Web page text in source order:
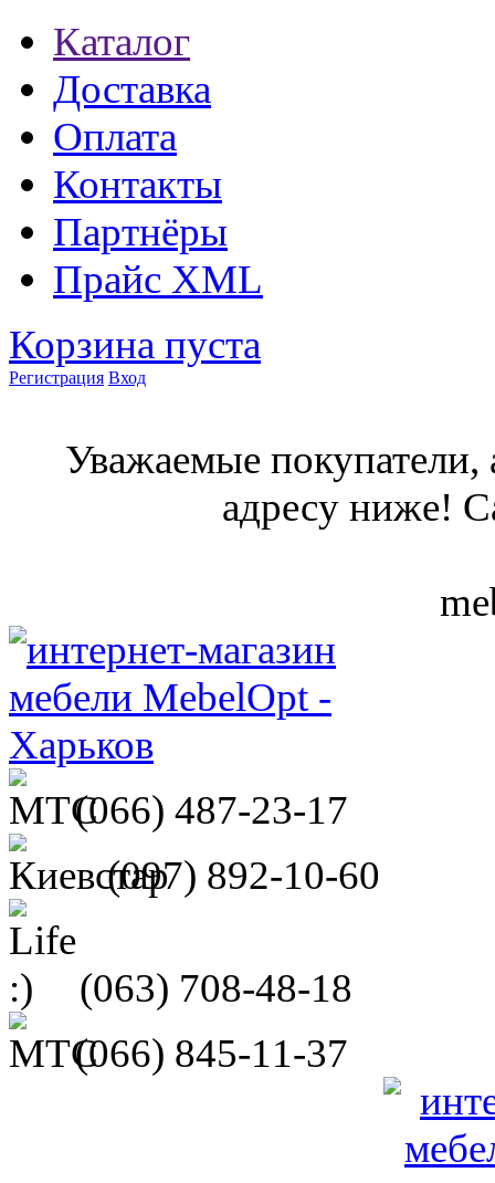
Каталог
Доставка
Оплата
Контакты
Партнёры
Прайс XML
Корзина пуста
Регистрация Вход
Уважаемые покупатели,
адресу ниже!
(066) 487-23-17
(097) 892-10-60
(063) 708-48-18
(066) 845-11-37